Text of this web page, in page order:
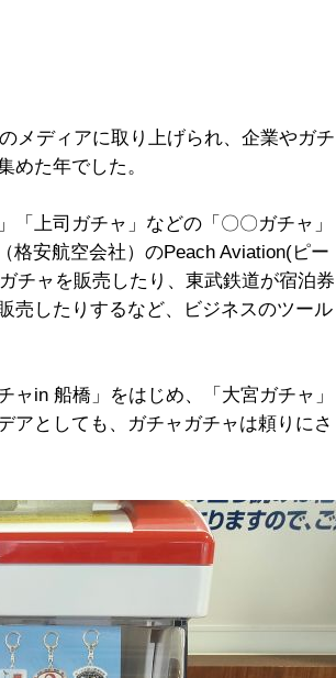
メディアに取り上げられ、企業やガチ
めた年でした。
上司ガチャ」などの「〇〇ガチャ」
格安航空会社）のPeach Aviation(ピー
チャを販売したり、東武鉄道が宿泊券
売したりするなど、ビジネスのツール
in 船橋」をはじめ、「大宮ガチャ」
アとしても、ガチャガチャは頼りにさ